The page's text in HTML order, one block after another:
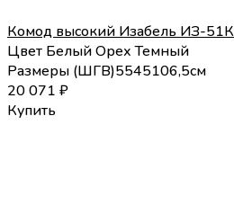
Комод высокий Изабель ИЗ-51К
Цвет БелыйОрех Темный
Размеры (ШГВ)5545106,5см
20 071 ₽
Купить